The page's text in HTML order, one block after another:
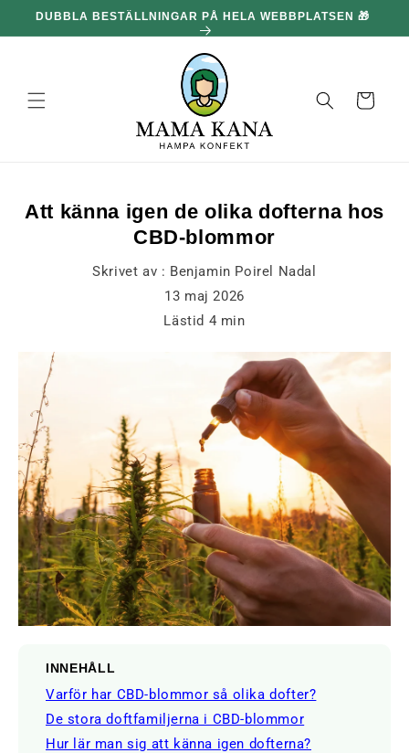
och gåDUBBLA BESTÄLLNINGAR PÅ HELA WEBBPLATSEN 🎁
Korg
Att känna igen de olika dofterna hos
CBD-blommor
Skrivet av : Benjamin Poirel Nadal
13 maj 2026
Lästid 4 min
INNEHÅLL
Varför har CBD-blommor så olika dofter?
De stora doftfamiljerna i CBD-blommor
Hur lär man sig att känna igen dofterna?